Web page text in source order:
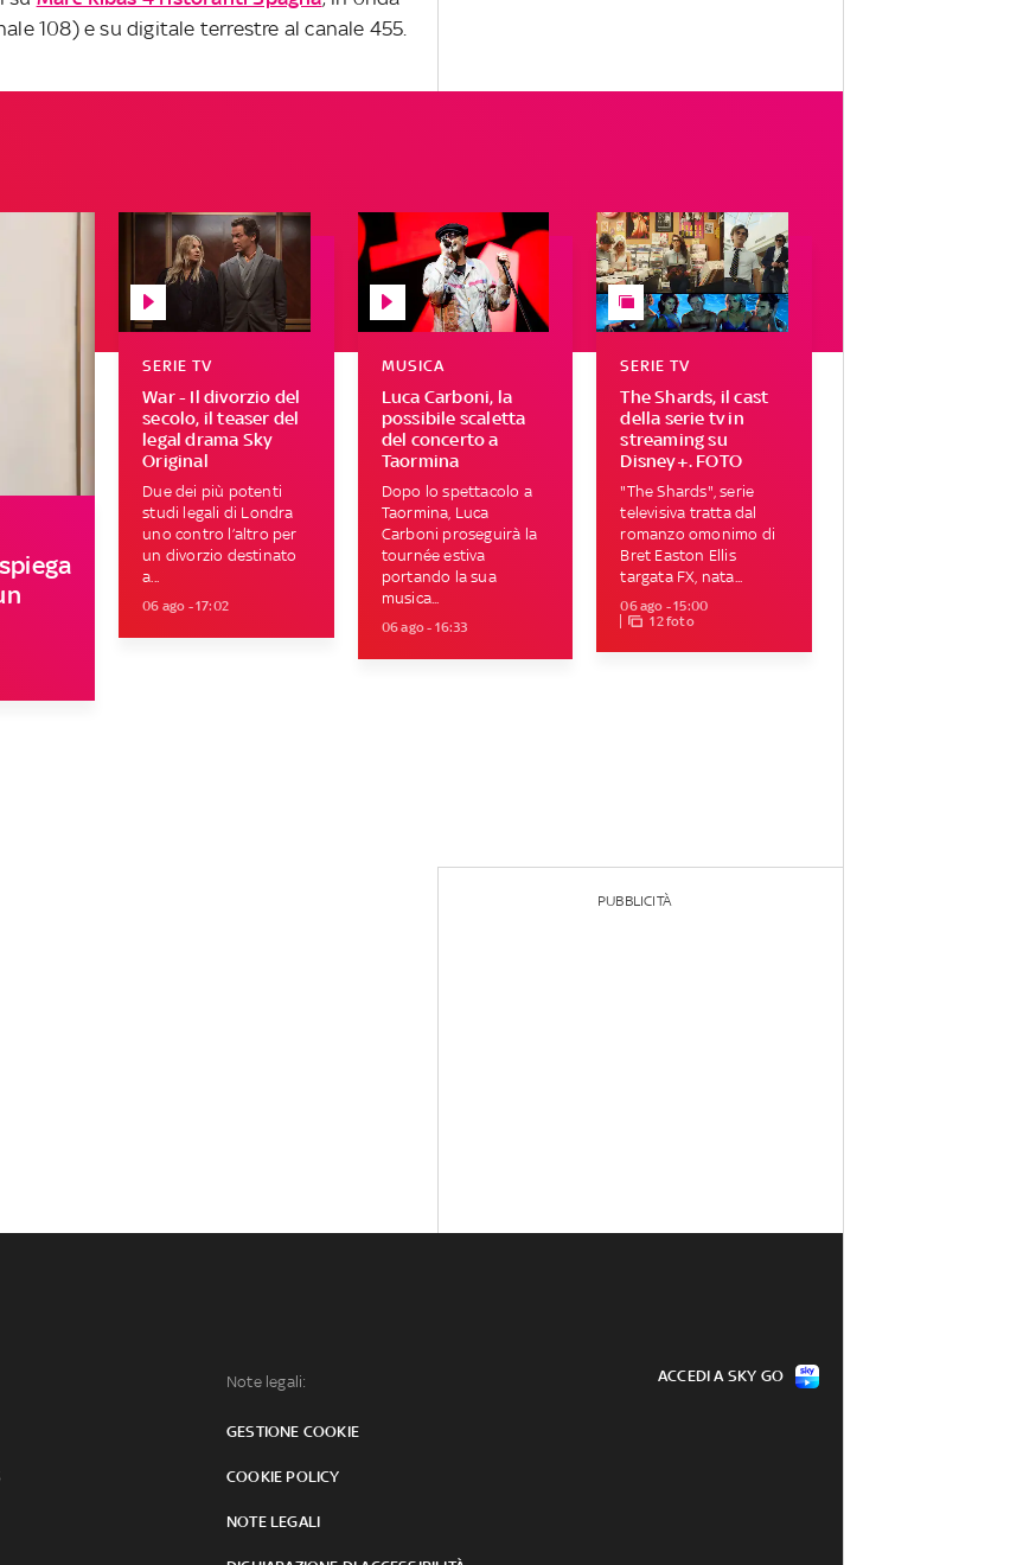
108) e su digitale terrestre al canale 455.
War - Il divorzio del
secolo, il teaser del
legal drama Sky
Original
SERIE TV
Due dei più potenti
studi legali di Londra
uno contro l’altro per
un divorzio destinato
a...
06 ago - 17:02
Luca Carboni, la
possibile scaletta
del concerto a
Taormina
MUSICA
Dopo lo spettacolo a
Taormina, Luca
Carboni proseguirà la
tournée estiva
portando la sua
musica...
06 ago - 16:33
The Shards, il cast
della serie tv in
streaming su
Disney+. FOTO
SERIE TV
"The Shards", serie
televisiva tratta dal
romanzo omonimo di
Bret Easton Ellis
targata FX, nata...
06 ago - 15:00
12 foto
PUBBLICITÀ
Note legali:
GESTIONE COOKIE
COOKIE POLICY
NOTE LEGALI
ACCEDI A SKY GO